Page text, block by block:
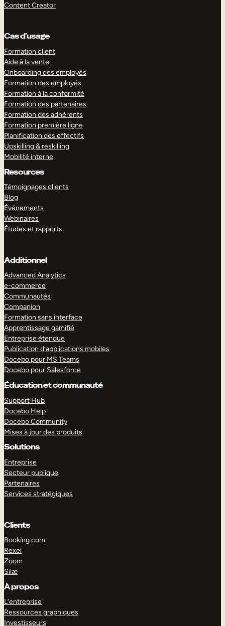
Content Creator
Cas d’usage
Formation client
Aide à la vente
Onboarding des employés
Formation des employés
Formation à la conformité
Formation des partenaires
Formation des adhérents
Formation première ligne
Planification des effectifs
Upskilling & reskilling
Mobilité interne
Resources
Témoignages clients
Blog
Événements
Webinaires
Études et rapports
Additionnel
Advanced Analytics
e-commerce
Communautés
Companion
Formation sans interface
Apprentissage gamifié
Entreprise étendue
Publication d’applications mobiles
Docebo pour MS Teams
Docebo pour Salesforce
Éducation et communauté
Support Hub
Docebo Help
Docebo Community
Mises à jour des produits
Solutions
Entreprise
Secteur publique
Partenaires
Services stratégiques
Clients
Booking.com
Rexel
Zoom
Silæ
À propos
L’entreprise
Ressources graphiques
Investisseurs